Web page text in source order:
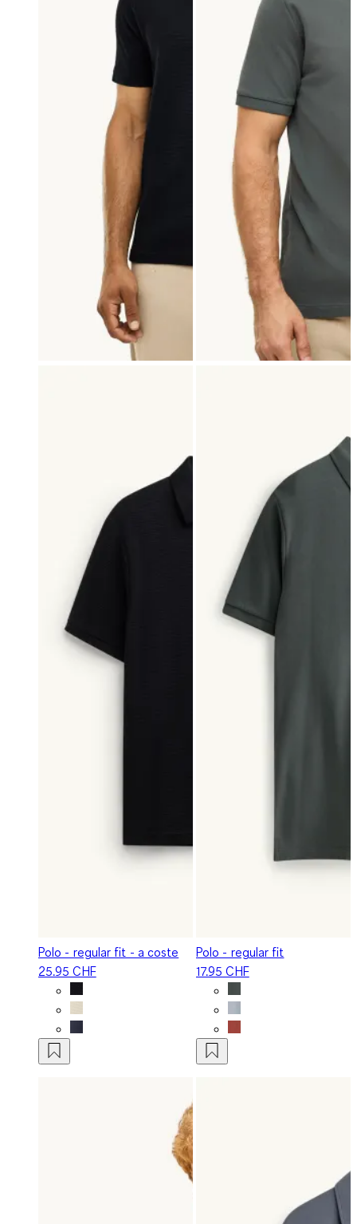
Polo - regular fit - a coste
25.95 CHF
Polo - regular fit
17.95 CHF